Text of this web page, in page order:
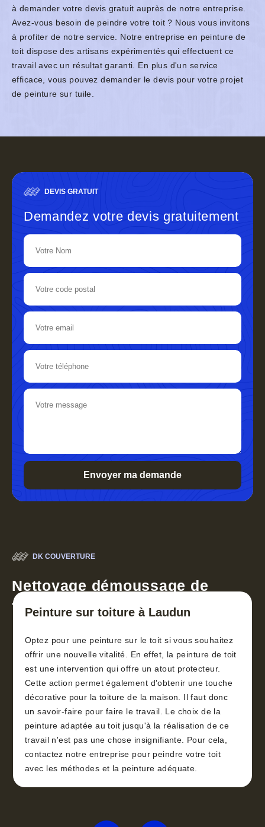
à demander votre devis gratuit auprès de notre entreprise.
Avez-vous besoin de peindre votre toit ? Nous vous invitons
à profiter de notre service. Notre entreprise en peinture de
toit dispose des artisans expérimentés qui effectuent ce
travail avec un résultat garanti. En plus d'un service
efficace, vous pouvez demander le devis pour votre projet
de peinture sur tuile.
DEVIS GRATUIT
Demandez votre devis gratuitement
DK COUVERTURE
Nettoyage démoussage de
toiture 30
Peinture sur toiture à Laudun
Optez pour une peinture sur le toit si vous souhaitez
offrir une nouvelle vitalité. En effet, la peinture de toit
est une intervention qui offre un atout protecteur.
Cette action permet également d'obtenir une touche
décorative pour la toiture de la maison. Il faut donc
un savoir-faire pour faire le travail. Le choix de la
peinture adaptée au toit jusqu'à la réalisation de ce
travail n'est pas une chose insignifiante. Pour cela,
contactez notre entreprise pour peindre votre toit
avec les méthodes et la peinture adéquate.